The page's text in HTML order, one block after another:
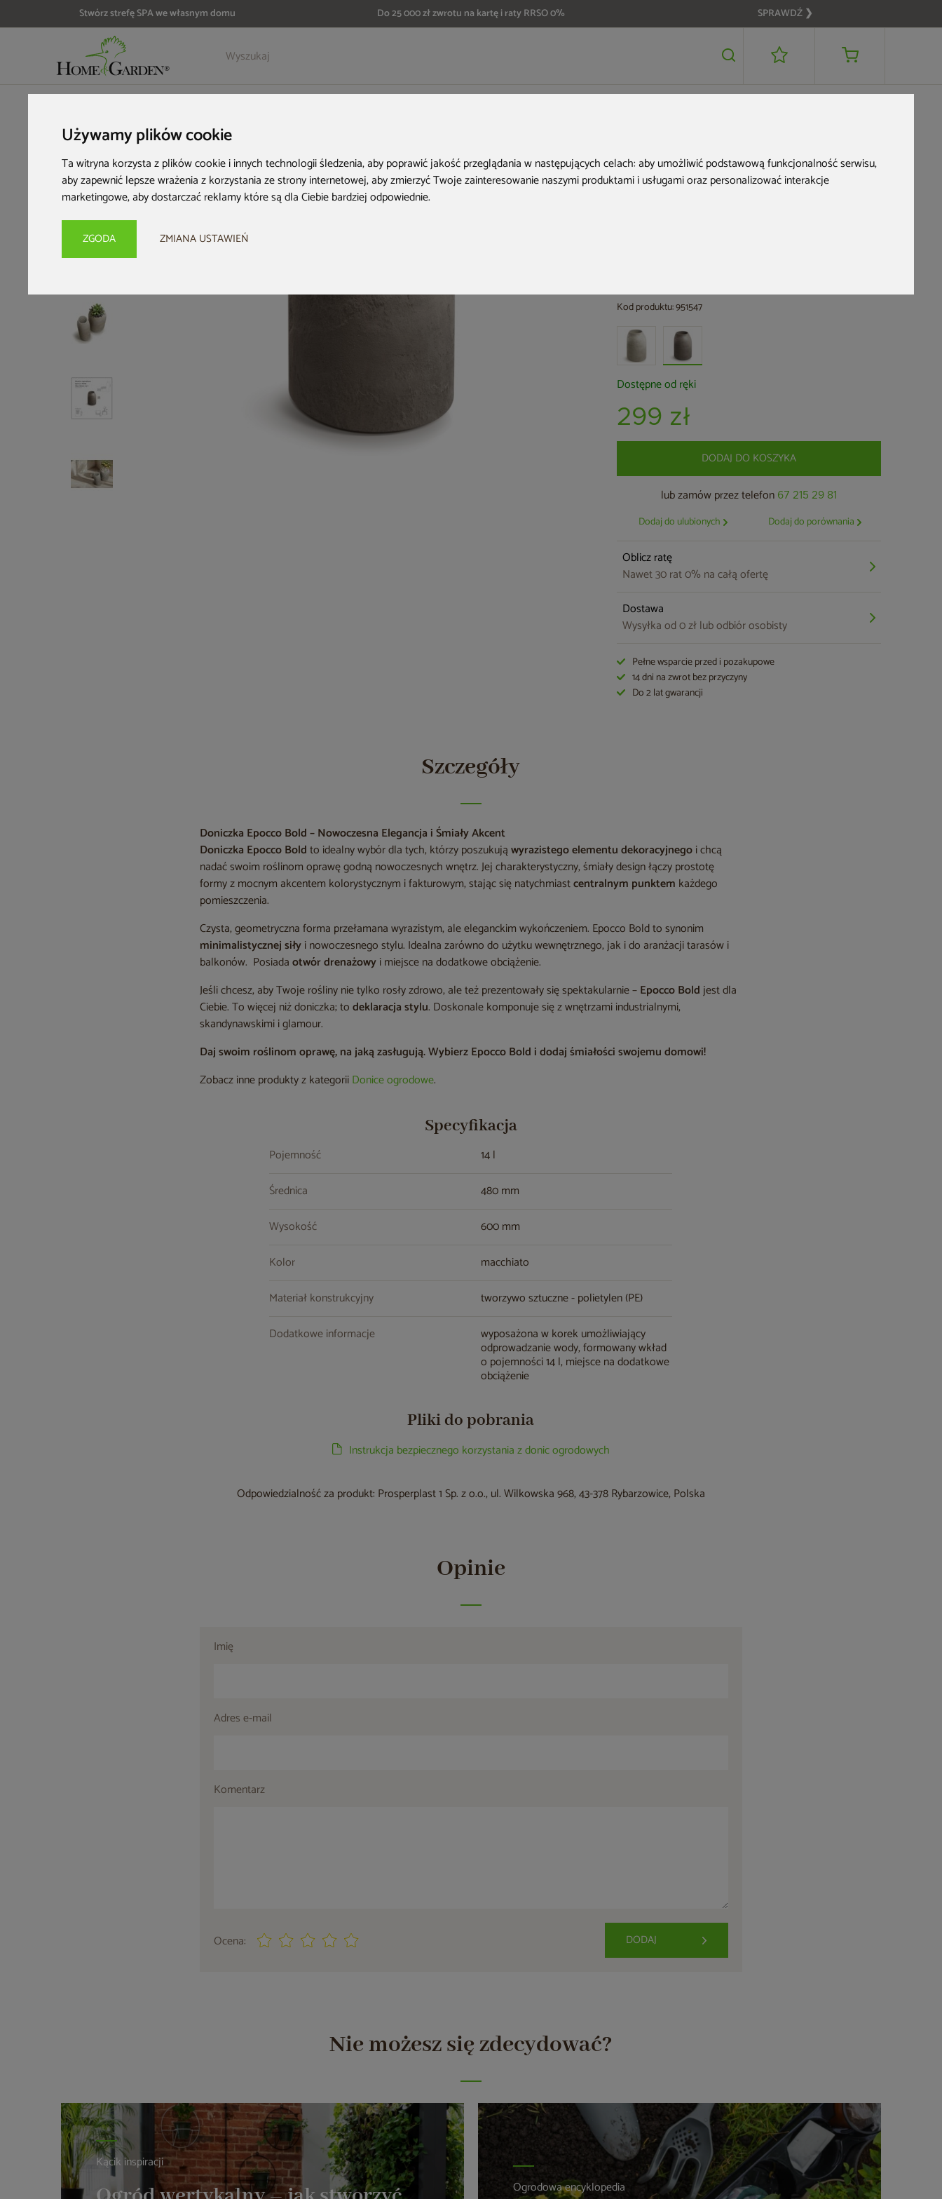
Używamy plików cookie
Ta witryna korzysta z plików cookie i innych technologii śledzenia, aby poprawić jakość przeglądania w następujących celach:aby umożliwić podstawową funkcjonalność serwisu,
aby zapewnić lepsze wrażenia z korzystania ze strony internetowej,aby zmierzyć Twoje zainteresowanie naszymi produktami i usługami oraz personalizować interakcje
marketingowe,aby dostarczać reklamy które są dla Ciebie bardziej odpowiednie.
ZGODA ZMIANA USTAWIEŃ
Stwórz strefę SPA we własnym domu Do 25 000 zł zwrotu na kartę i raty RRSO 0% SPRAWDŹ ❯
Szczegóły Opinie 299 zł DODAJ DO KOSZYKA
Kod produktu: 951547
Dostępne od ręki
299 zł
DODAJ DO KOSZYKA
lub zamów przez telefon 67 215 29 81
Dodaj do ulubionych Dodaj do porównania
Oblicz ratę
Nawet 30 rat 0% na całą ofertę
Dostawa
Wysyłka od 0 zł lub odbiór osobisty
Pełne wsparcie przed i pozakupowe
14 dni na zwrot bez przyczyny
Do 2 lat gwarancji
Szczegóły
Doniczka Epocco Bold – Nowoczesna Elegancja i Śmiały Akcent
Doniczka Epocco Boldto idealny wybór dla tych, którzy poszukująwyrazistego elementu dekoracyjnegoi chcą
nadać swoim roślinom oprawę godną nowoczesnych wnętrz. Jej charakterystyczny, śmiały design łączy prostotę
formy z mocnym akcentem kolorystycznym i fakturowym, stając się natychmiastcentralnym punktem każdego
pomieszczenia.
Czysta, geometryczna forma przełamana wyrazistym, ale eleganckim wykończeniem. Epocco Bold to synonim
minimalistycznej siłyi nowoczesnego stylu. Idealna zarówno do użytku wewnętrznego, jak i do aranżacji tarasów i
balkonów. Posiadaotwór drenażowyi miejsce na dodatkowe obciążenie.
Jeśli chcesz, aby Twoje rośliny nie tylko rosły zdrowo, ale też prezentowały się spektakularnie –Epocco Boldjest dla
Ciebie. To więcej niż doniczka; todeklaracja stylu. Doskonale komponuje się z wnętrzami industrialnymi,
skandynawskimi i glamour.
Daj swoim roślinom oprawę, na jaką zasługują. Wybierz Epocco Bold i dodaj śmiałości swojemu domowi!
Zobacz inne produkty z kategoriiDonice ogrodowe.
Specyfikacja
Pojemność
14 l
Średnica
480 mm
Wysokość
600 mm
Kolor
macchiato
Materiał konstrukcyjny
tworzywo sztuczne - polietylen (PE)
Dodatkowe informacje
wyposażona w korek umożliwiający
odprowadzanie wody, formowany wkład
o pojemności 14 l, miejsce na dodatkowe
obciążenie
Pliki do pobrania
Instrukcja bezpiecznego korzystania z donic ogrodowych
Odpowiedzialność za produkt: Prosperplast 1 Sp. z o.o., ul. Wilkowska 968, 43-378 Rybarzowice, Polska
Opinie
Imię
Adres e-mail
Komentarz
Ocena: DODAJ
Nie możesz się zdecydować?
Kącik inspiracji
Ogrodowa encyklopedia